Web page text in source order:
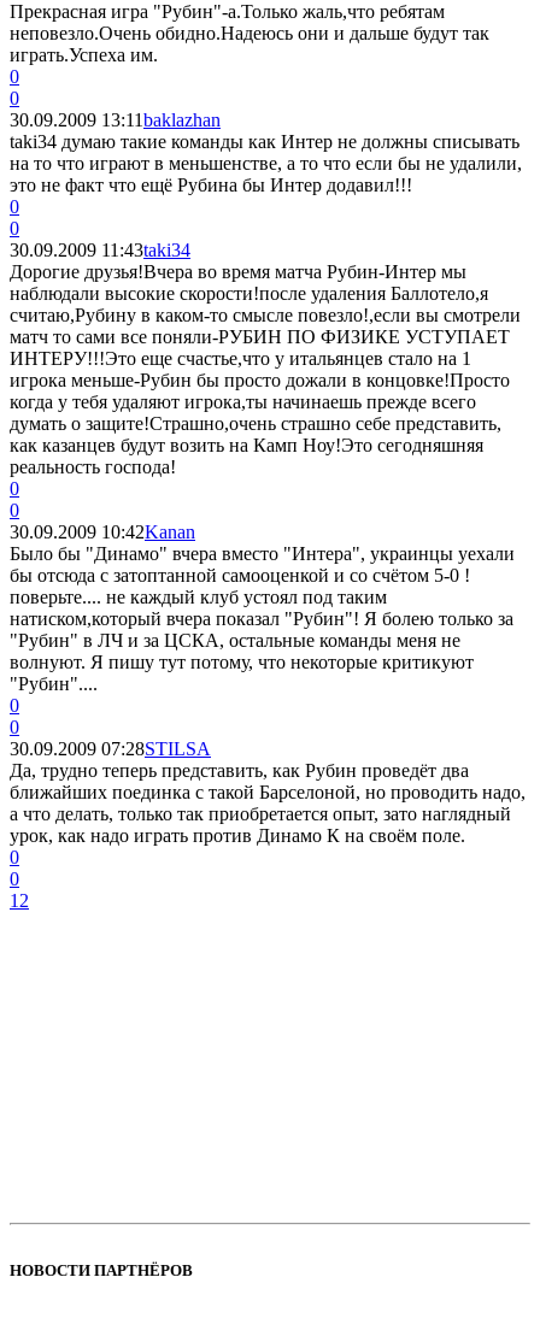
Прекрасная игра "Рубин"-а.Только жаль,что ребятам
неповезло.Очень обидно.Надеюсь они и дальше будут так
играть.Успеха им.
0
0
30.09.2009 13:11baklazhan
taki34 думаю такие команды как Интер не должны списывать
на то что играют в меньшенстве, а то что если бы не удалили,
это не факт что ещё Рубина бы Интер додавил!!!
0
0
30.09.2009 11:43taki34
Дорогие друзья!Вчера во время матча Рубин-Интер мы
наблюдали высокие скорости!после удаления Баллотело,я
считаю,Рубину в каком-то смысле повезло!,если вы смотрели
матч то сами все поняли-РУБИН ПО ФИЗИКЕ УСТУПАЕТ
ИНТЕРУ!!!Это еще счастье,что у итальянцев стало на 1
игрока меньше-Рубин бы просто дожали в концовке!Просто
когда у тебя удаляют игрока,ты начинаешь прежде всего
думать о защите!Страшно,очень страшно себе представить,
как казанцев будут возить на Камп Ноу!Это сегодняшняя
реальность господа!
0
0
30.09.2009 10:42Kanan
Было бы "Динамо" вчера вместо "Интера", украинцы уехали
бы отсюда с затоптанной самооценкой и со счётом 5-0 !
поверьте.... не каждый клуб устоял под таким
натиском,который вчера показал "Рубин"! Я болею только за
"Рубин" в ЛЧ и за ЦСКА, остальные команды меня не
волнуют. Я пишу тут потому, что некоторые критикуют
"Рубин"....
0
0
30.09.2009 07:28STILSA
Да, трудно теперь представить, как Рубин проведёт два
ближайших поединка с такой Барселоной, но проводить надо,
а что делать, только так приобретается опыт, зато наглядный
урок, как надо играть против Динамо К на своём поле.
0
0
12
НОВОСТИ ПАРТНЁРОВ